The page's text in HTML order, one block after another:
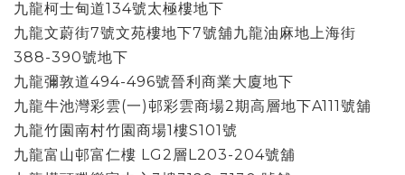
九龍柯士甸道134號太極樓地下
九龍文蔚街7號文苑樓地下7號舖九龍油麻地上海街
388-390號地下
九龍彌敦道494-496號晉利商業大廈地下
九龍牛池灣彩雲(一)邨彩雲商場2期高層地下A111號舖
九龍竹園南村竹園商場1樓S101號
九龍富山邨富仁樓 LG2層L203-204號舖